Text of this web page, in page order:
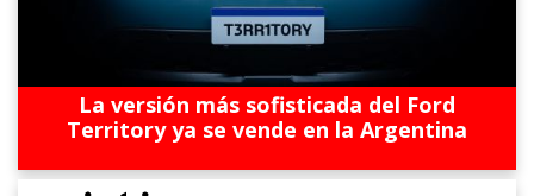
La versión más sofisticada del Ford
Territory ya se vende en la Argentina